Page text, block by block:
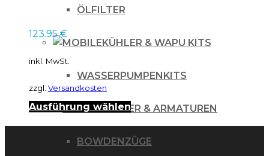
ÖLFILTER
KÜHLER & WAPU KITS
WASSERPUMPENKITS
LENKER & ARMATUREN
BOWDENZÜGE
123.95€
inkl. MwSt.
zzgl. Versandkosten
Ausführung wählenDieses
Produkt
weist